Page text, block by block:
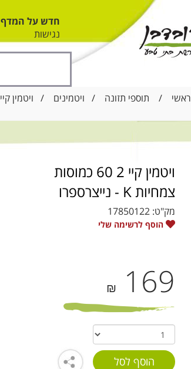
חדש על המדף
נגישות
ראשי / תוספי תזונה / ויטמינים / ויטמין קיי 2 60 כמוסות צמחיות K - נייצרספרו
ויטמין קיי 2 60 כמוסות
צמחיות K - נייצרספרו
מק"ט: 17850122
הוסף לרשימה שלי
169
₪